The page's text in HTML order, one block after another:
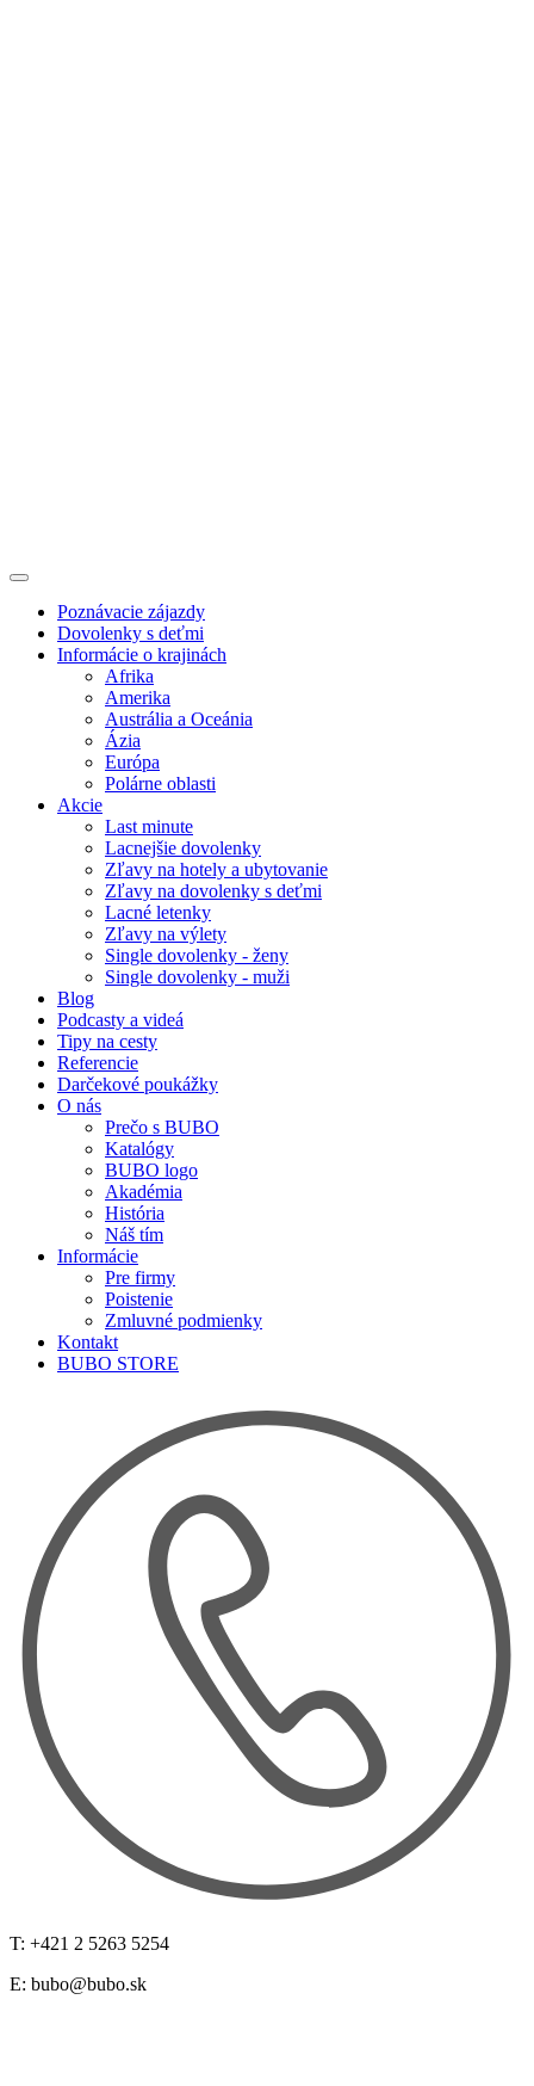
Poznávacie zájazdy
Dovolenky s deťmi
Informácie o krajinách
Afrika
Amerika
Austrália a Oceánia
Ázia
Európa
Polárne oblasti
Akcie
Last minute
Lacnejšie dovolenky
Zľavy na hotely a ubytovanie
Zľavy na dovolenky s deťmi
Lacné letenky
Zľavy na výlety
Single dovolenky - ženy
Single dovolenky - muži
Blog
Podcasty a videá
Tipy na cesty
Referencie
Darčekové poukážky
O nás
Prečo s BUBO
Katalógy
BUBO logo
Akadémia
História
Náš tím
Informácie
Pre firmy
Poistenie
Zmluvné podmienky
Kontakt
BUBO STORE
T: +421 2 5263 5254
E: bubo@bubo.sk